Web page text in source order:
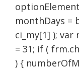
monthDays =
ci_my[1] );
= 31; if (
) {